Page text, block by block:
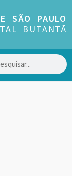
SÃO PAULO
BUTANTÃ